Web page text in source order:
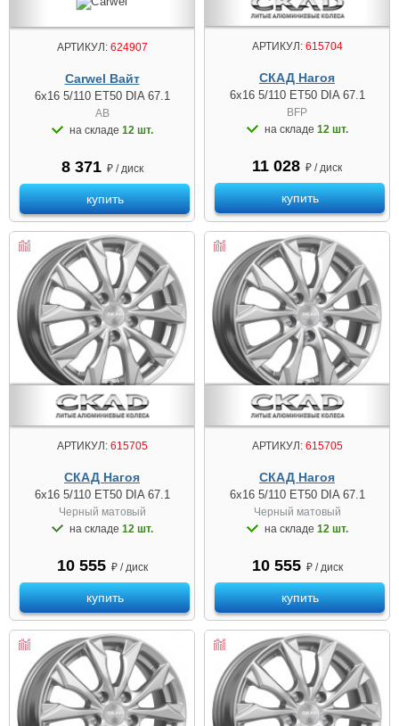
АРТИКУЛ:624907
Carwel Вайт
6x16 5/110 ET50 DIA 67.1
AB
на складе 12 шт.
8 371 ₽ / диск
купить
АРТИКУЛ:615704
СКАД Нагоя
6x16 5/110 ET50 DIA 67.1
BFP
на складе 12 шт.
11 028 ₽ / диск
купить
АРТИКУЛ:615705
СКАД Нагоя
6x16 5/110 ET50 DIA 67.1
Черный матовый
на складе 12 шт.
10 555 ₽ / диск
купить
АРТИКУЛ:615705
СКАД Нагоя
6x16 5/110 ET50 DIA 67.1
Черный матовый
на складе 12 шт.
10 555 ₽ / диск
купить